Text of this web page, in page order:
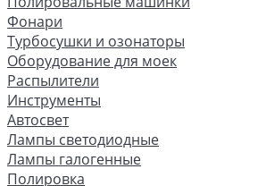
Фонари
Турбосушки и озонаторы
Оборудование для моек
Распылители
Инструменты
Автосвет
Лампы светодиодные
Лампы галогенные
Полировка